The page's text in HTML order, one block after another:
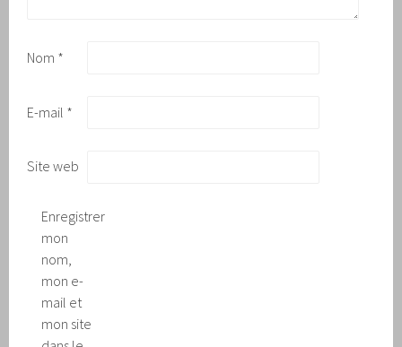
Nom *
E-mail *
Site web
Enregistrer
mon
nom,
mon e-
mail et
mon site